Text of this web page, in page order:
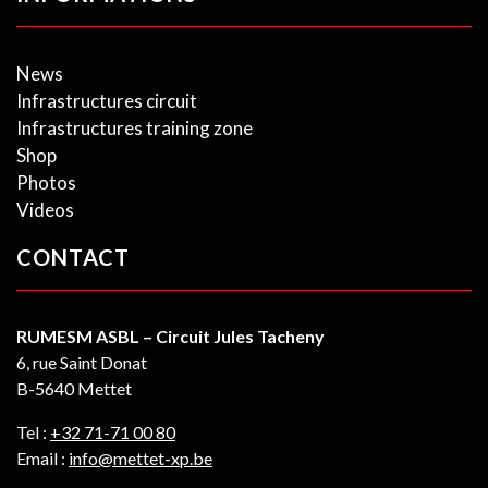
News
Infrastructures circuit
Infrastructures training zone
Shop
Photos
Videos
CONTACT
RUMESM ASBL – Circuit Jules Tacheny
6, rue Saint Donat
B-5640 Mettet
Tel : +32 71-71 00 80
Email : info@mettet-xp.be